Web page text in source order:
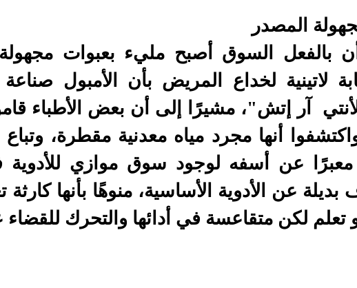
المصدر
بالفعل السوق أصبح مليء بعبوات
لاتينية لخداع المريض بأن الأمبول صناعة
آر إتش"، مشيرًا إلى أن بعض الأطباء
أنها مجرد مياه معدنية مقطرة، وتباع
جنيه، معبرًا عن أسفه لوجود سوق موازي
عن الأدوية الأساسية، منوهًا بأنها كارثة
تعلم لكن متقاعسة في أدائها والتحرك للقضاء